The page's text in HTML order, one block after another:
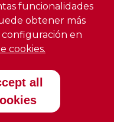
funcionalidades
obtener más
en
cookies.
all